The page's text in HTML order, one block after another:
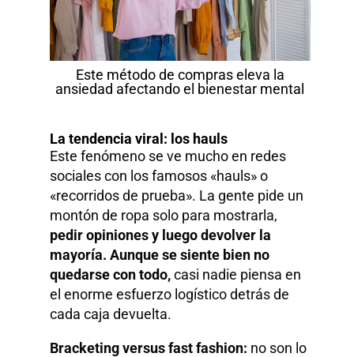
Este método de compras eleva la
ansiedad afectando el bienestar mental
La tendencia viral: los hauls
Este fenómeno se ve mucho en redes
sociales con los famosos «hauls» o
«recorridos de prueba». La gente pide un
montón de ropa solo para mostrarla,
pedir opiniones y luego devolver la
mayoría. Aunque se siente bien no
quedarse con todo,casi nadie piensa en
el enorme esfuerzo logístico detrás de
cada caja devuelta.
Bracketing versus fast fashion: no son lo